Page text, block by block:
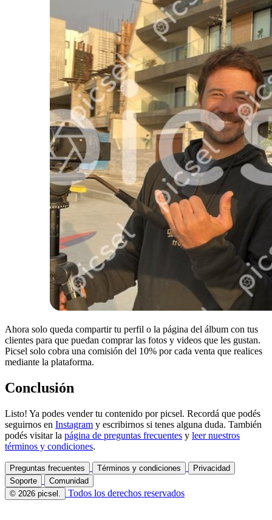
Ahora solo queda compartir tu perfil o la página del álbum con tus
clientes para que puedan comprar las fotos y videos que les gustan.
Picsel solo cobra una comisión del 10% por cada venta que realices
mediante la plataforma.
Conclusión
Listo! Ya podes vender tu contenido por picsel. Recordá que podés
seguirnos en Instagram y escribirnos si tenes alguna duda. También
podés visitar la página de preguntas frecuentes y leer nuestros
términos y condiciones.
Preguntas frecuentes Términos y condiciones
Privacidad
Soporte
Comunidad
© 2026 picsel.
Todos los derechos reservados